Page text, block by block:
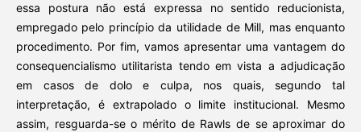
essa postura não está expressa no sentido reducionista,
empregado pelo princípio da utilidade de Mill, mas enquanto
procedimento. Por fim, vamos apresentar uma vantagem do
consequencialismo utilitarista tendo em vista a adjudicação
em casos de dolo e culpa, nos quais, segundo tal
interpretação, é extrapolado o limite institucional. Mesmo
assim, resguarda-se o mérito de Rawls de se aproximar do